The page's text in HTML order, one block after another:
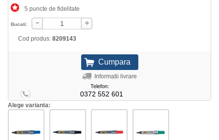
5 puncte de fidelitate
Bucati:
Cod produs: 8209143
Informatii livrare
Telefon:
0372 552 601
Alege varianta: